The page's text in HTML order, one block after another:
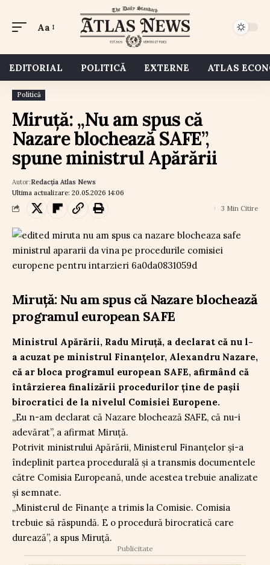
Aa
EDITORIAL POLITICĂ EXTERNE ATLAS
Politică
Miruță: „Nu am spus că
Nazare blochează SAFE”,
spune ministrul Apărării
Ultima actualizare: 20.05.2026 14:06
Autor:Redacția Atlas News
3 Min Citire
Miruță: Nu am spus că Nazare blochează
programul european SAFE
Ministrul Apărării, Radu Miruță, a declarat că nu l-
a acuzat pe ministrul Finanțelor, Alexandru Nazare,
că ar bloca programul european SAFE, afirmând că
întârzierea finalizării procedurilor ține de pașii
birocratici de la nivelul Comisiei Europene.
„Eu n-am declarat că Nazare blochează SAFE, că nu-i
adevărat”, a afirmat Miruță.
Potrivit ministrului Apărării, Ministerul Finanțelor și-a
îndeplinit partea procedurală și a transmis documentele
către Comisia Europeană, unde acestea trebuie analizate
și semnate.
„Ministerul de Finanțe a trimis la Comisie. Comisia
trebuie să răspundă. E o procedură birocratică care
durează”, a spus Miruță.
Publicitate